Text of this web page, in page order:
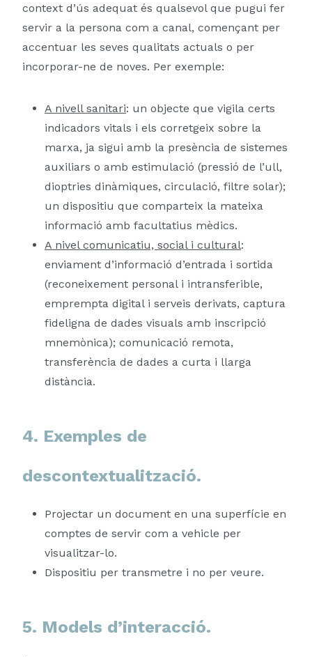
context d’ús adequat és qualsevol que pugui fer
servir a la persona com a canal, començant per
accentuar les seves qualitats actuals o per
incorporar-ne de noves. Per exemple:
A nivell sanitari: un objecte que vigila certs
indicadors vitals i els corretgeix sobre la
marxa, ja sigui amb la presència de sistemes
auxiliars o amb estimulació (pressió de l’ull,
dioptries dinàmiques, circulació, filtre solar);
un dispositiu que comparteix la mateixa
informació amb facultatius mèdics.
A nivel comunicatiu, social i cultural:
enviament d’informació d’entrada i sortida
(reconeixement personal i intransferible,
emprempta digital i serveis derivats, captura
fideligna de dades visuals amb inscripció
mnemònica); comunicació remota,
transferència de dades a curta i llarga
distància.
4. Exemples de
descontextualització.
Projectar un document en una superfície en
comptes de servir com a vehicle per
visualitzar-lo.
Dispositiu per transmetre i no per veure.
5. Models d’interacció.